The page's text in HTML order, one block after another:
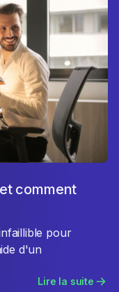
comment
pour
d'un
Lire la suite